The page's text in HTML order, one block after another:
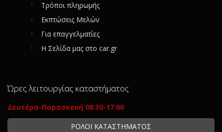
Τρόποι πληρωμής
Εκπτώσεις Μελών
Για επαγγελματίες
Η Σελίδα μας στο car.gr
Ώρες λειτουργίας καταστήματος
Δευτέρα-Παρασκευή 08:30-17:00
ΡΟΛΟΪ ΚΑΤΑΣΤΗΜΑΤΟΣ